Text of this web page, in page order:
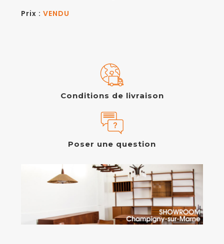
Prix :VENDU
Conditions de livraison
Poser une question